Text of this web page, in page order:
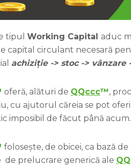
tipul Working Capital aduc
capital circulant necesară
achiziție -> stoc -> vânzare
oferă, alături de QQccc™,
cu ajutorul căreia se pot
imposibil de făcut până acum.
folosește, de obicei, ca bază
de prelucrare generică ale